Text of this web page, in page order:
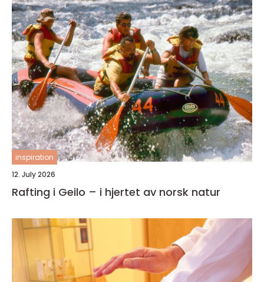
inspiration
12. July 2026
Rafting i Geilo – i hjertet av norsk natur